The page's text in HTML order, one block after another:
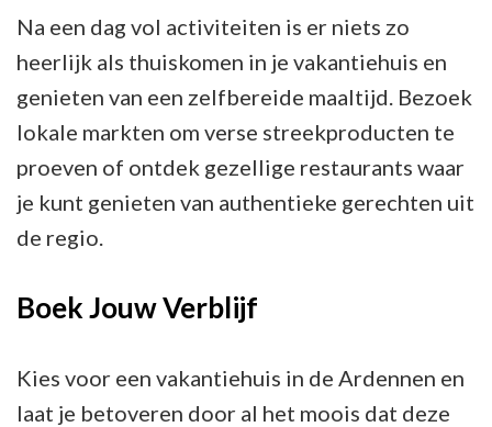
Na een dag vol activiteiten is er niets zo
heerlijk als thuiskomen in je vakantiehuis en
genieten van een zelfbereide maaltijd. Bezoek
lokale markten om verse streekproducten te
proeven of ontdek gezellige restaurants waar
je kunt genieten van authentieke gerechten uit
de regio.
Boek Jouw Verblijf
Kies voor een vakantiehuis in de Ardennen en
laat je betoveren door al het moois dat deze